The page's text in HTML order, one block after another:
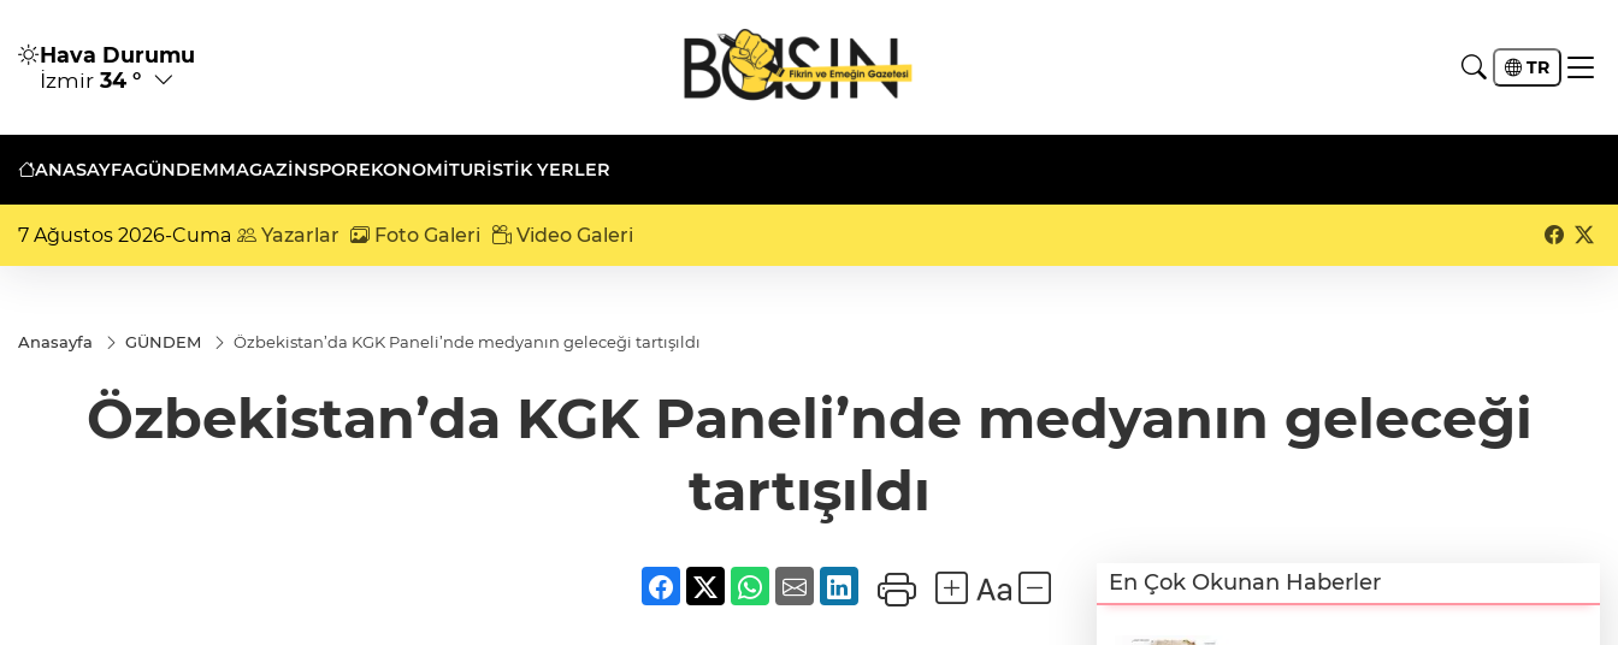
Hava Durumu
İzmir 34 ° TR
ANASAYFAGÜNDEMMAGAZİNSPOREKONOMİTURISTIK YERLER
7 Ağustos 2026-Cuma Yazarlar Foto Galeri Video Galeri
Anasayfa GÜNDEM Özbekistan’da KGK Paneli’nde medyanın geleceği tartışıldı
Özbekistan’da KGK Paneli’nde medyanın geleceği
tartışıldı
En Çok Okunan Haberler